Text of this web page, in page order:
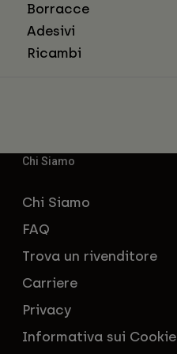
Borracce
Adesivi
Ricambi
Chi Siamo
Chi Siamo
FAQ
Trova un rivenditore
Carriere
Privacy
Informativa sui Cookie